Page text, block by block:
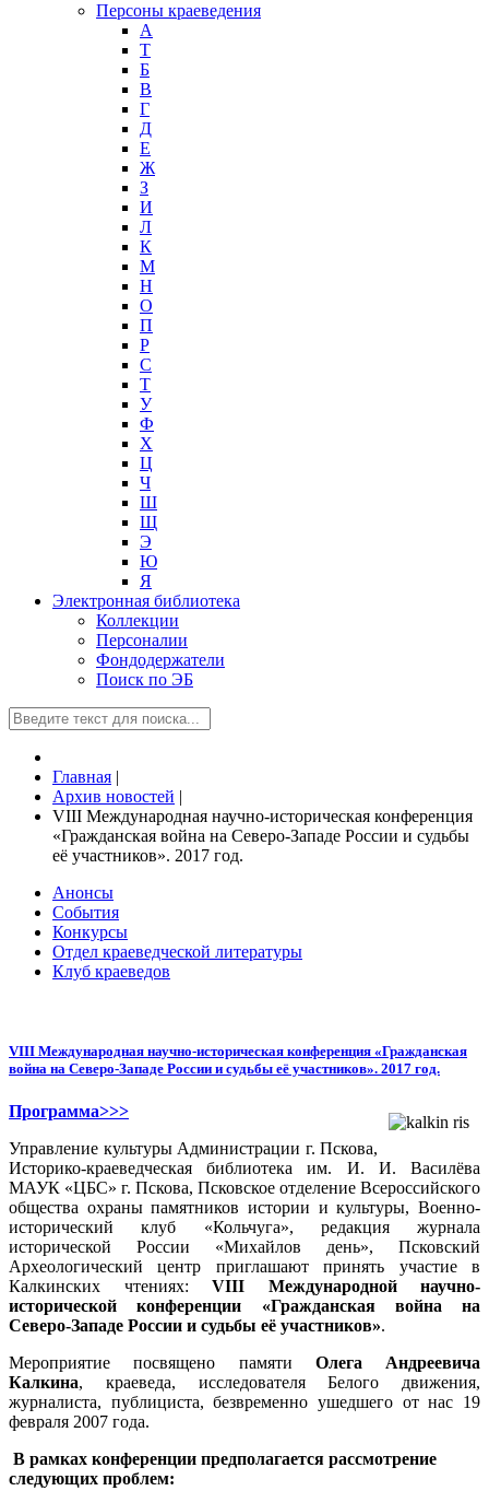
Персоны краеведения
А
T
Б
В
Г
Д
Е
Ж
З
И
Л
К
М
Н
О
П
Р
С
Т
У
Ф
Х
Ц
Ч
Ш
Щ
Э
Ю
Я
Электронная библиотека
Коллекции
Персоналии
Фондодержатели
Поиск по ЭБ
Главная |
Архив новостей |
VIII Международная научно-историческая конференция
«Гражданская война на Северо-Западе России и судьбы
её участников». 2017 год.
Анонсы
События
Конкурсы
Отдел краеведческой литературы
Клуб краеведов
VIII Международная научно-историческая конференция «Гражданская
война на Северо-Западе России и судьбы её участников». 2017 год.
Программа>>>
Управление культуры Администрации г. Пскова,
Историко-краеведческая библиотека им. И. И. Василёва
МАУК «ЦБС» г. Пскова, Псковское отделение Всероссийского
общества охраны памятников истории и культуры, Военно-
исторический клуб «Кольчуга», редакция журнала
исторической России «Михайлов день», Псковский
Археологический центр приглашают принять участие в
Калкинских чтениях: VIII Международной научно-
исторической конференции «Гражданская война на
Северо-Западе России и судьбы её участников».
Мероприятие посвящено памяти Олега Андреевича
Калкина, краеведа, исследователя Белого движения,
журналиста, публициста, безвременно ушедшего от нас 19
февраля 2007 года.
В рамках конференции предполагается рассмотрение
следующих проблем: